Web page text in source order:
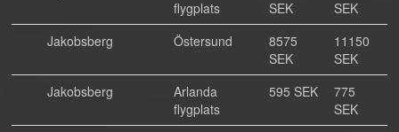
flygplats
SEK
SEK
Jakobsberg
Östersund
8575
SEK
11150
SEK
Jakobsberg
Arlanda
flygplats
595 SEK
775
SEK